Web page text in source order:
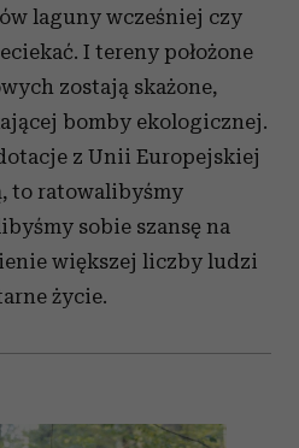
laguny wcześniej czy
I tereny położone
zostają skażone,
bomby ekologicznej.
z Unii Europejskiej
to ratowalibyśmy
sobie szansę na
większej liczby ludzi
życie.